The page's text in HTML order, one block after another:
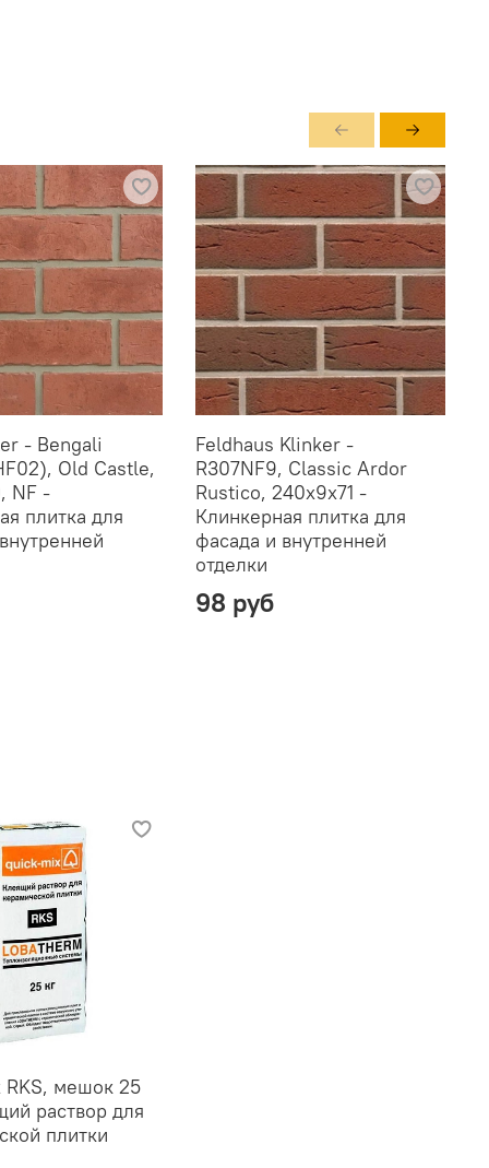
- Bengali
Old Castle,
NF -
плитка для
Feldhaus Klinker -
R307NF9, Classic Ardor
Rustico, 240x9x71 -
Клинкерная плитка для
фасада и внутренней
отделки
98 руб
RKS, мешок 25
раствор для
плитки